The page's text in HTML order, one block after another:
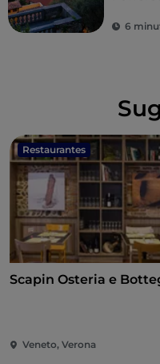
6
Restaurantes
Scapin Osteria e
Veneto, Verona